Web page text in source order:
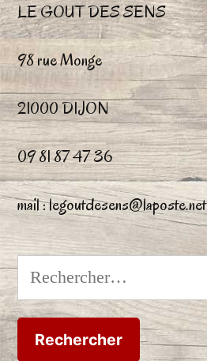
LE GOUT DES SENS
98 rue Monge
21000 DIJON
09 81 87 47 36
mail : legoutdesens@laposte.net
Rechercher :